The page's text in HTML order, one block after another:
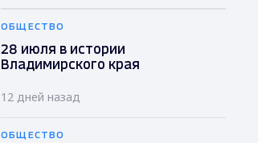
ОБЩЕСТВО
28 июля в истории
Владимирского края
12 дней назад
ОБЩЕСТВО